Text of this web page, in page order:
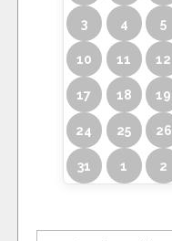
3 4 5
10 11 12
17 18 19
24 25 26
31 1 2